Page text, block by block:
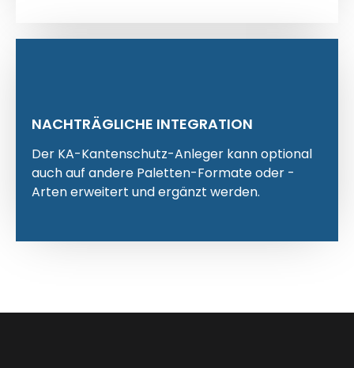
NACHTRÄGLICHE INTEGRATION
Der KA-Kantenschutz-Anleger kann optional
auch auf andere Paletten-Formate oder -
Arten erweitert und ergänzt werden.